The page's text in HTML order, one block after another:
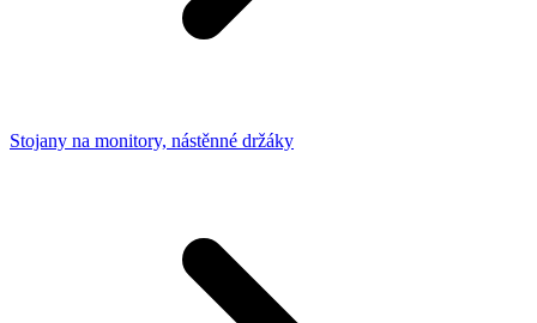
Stojany na monitory, nástěnné držáky